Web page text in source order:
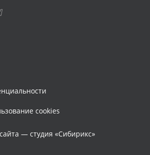
cookies
— студия «Сибирикс»